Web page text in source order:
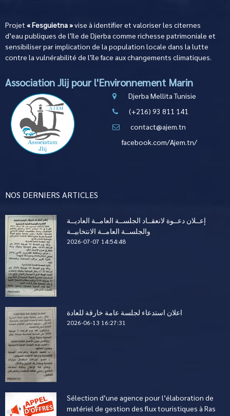
Projet « Fesguietna »vise à identifier et valoriser les citernes
d’eau publiques de l'île de Djerba comme richesse patrimoniale et
sensibiliser par implication de la population locale dans la lutte
contre la vulnérabilité de l'île face aux changements climatiques.
Association Jlij pour l'Environnement Marin
Djerba Mellita Tunisie
(+216) 93 811 141
contact@ajem.tn
facebook.com/Ajem.tn/
NOS DERNIERS ARTICLES
إعــلان دعــوة لانعقــاد الجلســة العامــة العاديــة
والجلســة العامــة الانتخابيــة
2026-07-07 14:54:48
اعلان استدعاء لجلسة عامة خارقة للعادة
2026-06-13 16:27:31
Sélection d’une agence pour l’élaboration de
matériel de gestion des flux touristiques à Ras